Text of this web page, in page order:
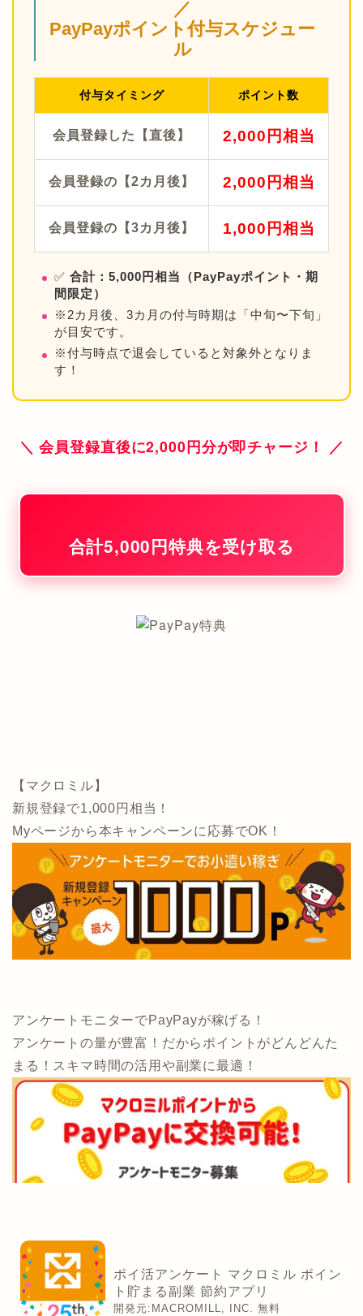
／
PayPayポイント付与スケジュー
ル
付与タイミング ポイント数
会員登録した【直後】 2,000円相当
会員登録の【2カ月後】 2,000円相当
会員登録の【3カ月後】 1,000円相当
✅ 合計：5,000円相当（PayPayポイント・期
間限定）
※2カ月後、3カ月の付与時期は「中旬〜下旬」
が目安です。
※付与時点で退会していると対象外となりま
す！
＼ 会員登録直後に2,000円分が即チャージ！ ／
合計5,000円特典を受け取る
【マクロミル】
新規登録で1,000円相当！
Myページから本キャンペーンに応募でOK！
アンケートモニターでPayPayが稼げる！
アンケートの量が豊富！だからポイントがどんどんた
まる！スキマ時間の活用や副業に最適！
ポイ活アンケート マクロミル ポイン
ト貯まる副業 節約アプリ
開発元: MACROMILL, INC. 無料